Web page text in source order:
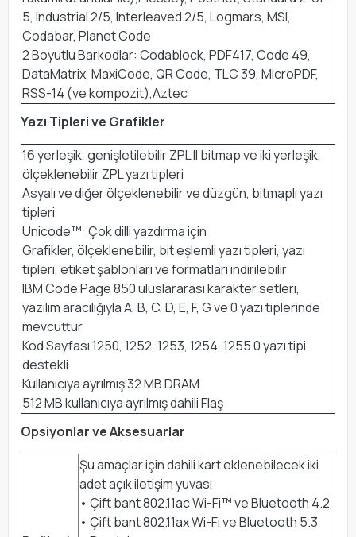
5, Industrial 2/5, Interleaved 2/5, Logmars, MSI,
Codabar, Planet Code
2 Boyutlu Barkodlar: Codablock, PDF417, Code 49,
DataMatrix, MaxiCode, QR Code, TLC 39, MicroPDF,
RSS-14 (ve kompozit),Aztec
Yazı Tipleri ve Grafikler
16 yerleşik, genişletilebilir ZPL II bitmap ve iki yerleşik,
ölçeklenebilir ZPL yazı tipleri
Asyalı ve diğer ölçeklenebilir ve düzgün, bitmaplı yazı
tipleri
Unicode™: Çok dilli yazdırma için
Grafikler, ölçeklenebilir, bit eşlemli yazı tipleri, yazı
tipleri, etiket şablonları ve formatları indirilebilir
IBM Code Page 850 uluslararası karakter setleri,
yazılım aracılığıyla A, B, C, D, E, F, G ve 0 yazı tiplerinde
mevcuttur
Kod Sayfası 1250, 1252, 1253, 1254, 1255 0 yazı tipi
destekli
Kullanıcıya ayrılmış 32 MB DRAM
512 MB kullanıcıya ayrılmış dahili Flaş
Opsiyonlar ve Aksesuarlar
Şu amaçlar için dahili kart eklenebilecek iki
adet açık iletişim yuvası
• Çift bant 802.11ac Wi-Fi™ ve Bluetooth 4.2
• Çift bant 802.11ax Wi-Fi ve Bluetooth 5.3